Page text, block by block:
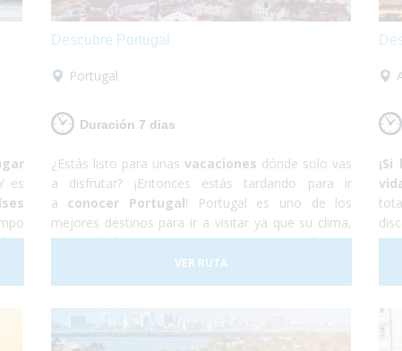
es
Descubre Portugal
Portugal
Duración 7 dias
¿Estás listo para unasvacaciones dónde solo vas
a disfrutar? ¡Entonces estás tardando para ir
a conocer Portugal! Portugal es uno de los
mejores destinos para ir a visitar ya que su clima,
sus ciudades, su gente y su gastronomía son
increíbles. Así que te proponemos una viaje para
que lo puedas descubrir en su totalidad sobre
dudes más y vete a conocer Portugal! Nosotros
nos encargamos de organizar todo...
VER RUTA
y tu,